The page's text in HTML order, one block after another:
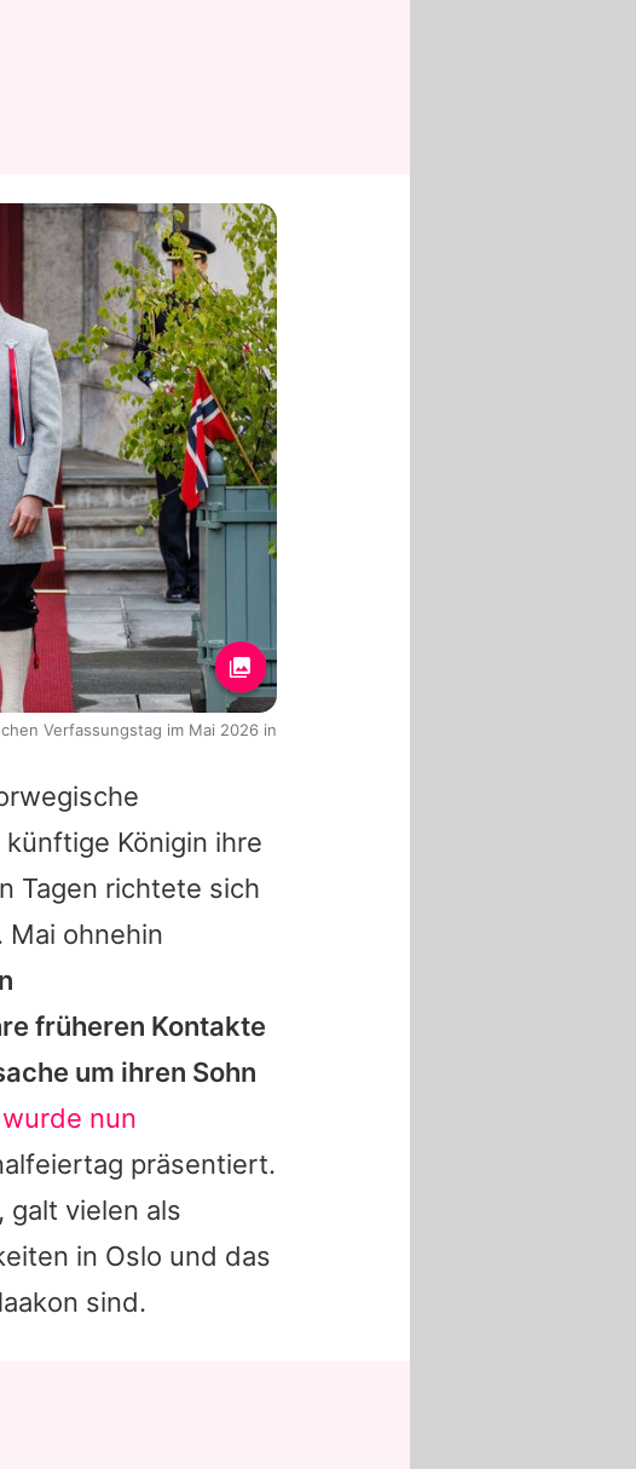
Königin ihre
Tagen richtete sich
Mai ohnehin
früheren Kontakte
um ihren Sohn
wurde nun
präsentiert.
galt vielen als
in Oslo und das
sind.
Verfassungstag im Mai 2026 in